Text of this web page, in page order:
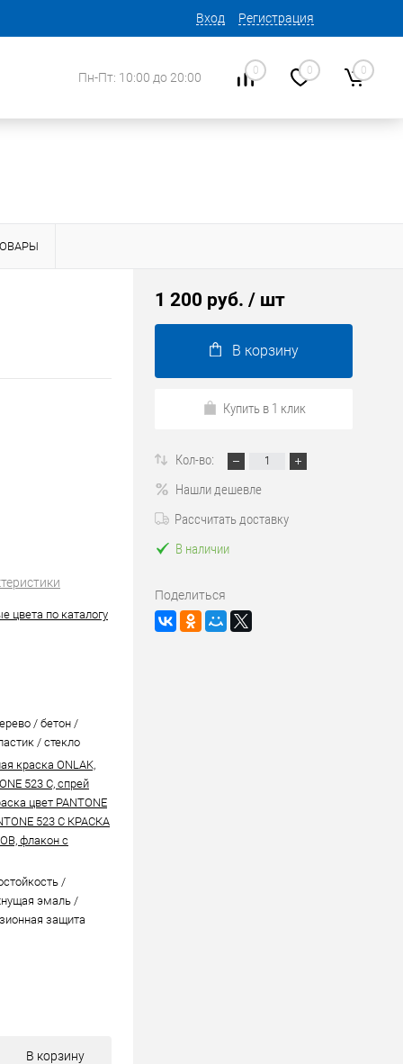
Вход Регистрация
Пн-Пт: 10:00 до 20:00 0 0 0
цвета по каталогу
/ бетон /
/ стекло
краска ONLAK,
523 C, спрей
цвет PANTONE
523 C КРАСКА
флакон с
/
эмаль /
защита
В корзину
1 200 руб. / шт
В корзину
Купить в 1 клик
Кол-во:
Нашли дешевле
Рассчитать доставку
В наличии
Поделиться